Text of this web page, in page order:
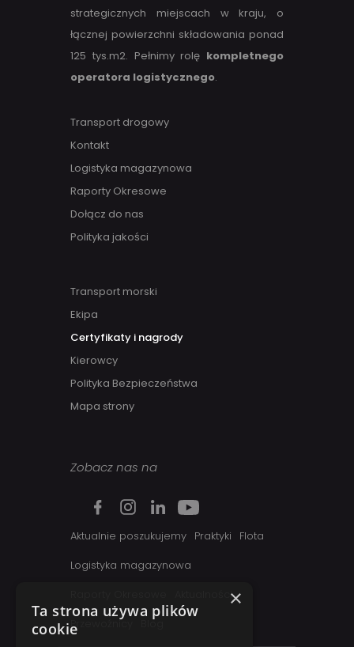
strategicznych miejscach w kraju, o
łącznej powierzchni składowania ponad
125 tys.m2. Pełnimy rolę kompletnego
operatora logistycznego.
Transport drogowy
Kontakt
Logistyka magazynowa
Raporty Okresowe
Dołącz do nas
Polityka jakości
Transport morski
Ekipa
Certyfikaty i nagrody
Kierowcy
Polityka Bezpieczeństwa
Mapa strony
Zobacz nas na
Aktualnie poszukujemy Praktyki
Flota
Logistyka magazynowa
Aktualności
Przewoźnicy
Blog
×
Ta strona używa plików
cookie